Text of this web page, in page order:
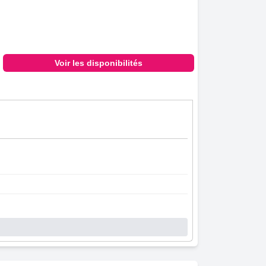
Voir les disponibilités